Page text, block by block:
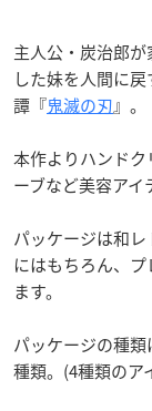
主人公・炭治郎
した妹を人間に
譚『鬼滅の刃』。
本作よりハンド
ーブなど美容アイ
パッケージは和
にはもちろん、
ます。
パッケージの種
種類。(4種類のア